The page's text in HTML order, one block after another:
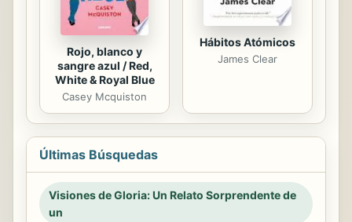
Rojo, blanco y
sangre azul / Red,
White & Royal Blue
Casey Mcquiston
Hábitos Atómicos
James Clear
Últimas Búsquedas
Visiones de Gloria: Un Relato Sorprendente de
un